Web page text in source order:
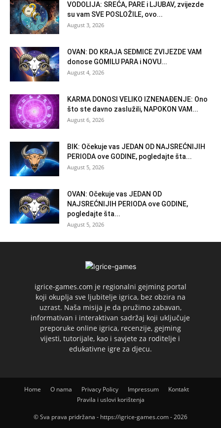
VODOLIJA: SREĆA, PARE i LJUBAV, zvijezde
su vam SVE POSLOŽILE, ovo...
August 3, 2026
OVAN: DO KRAJA SEDMICE ZVIJEZDE VAM
donose GOMILU PARA i NOVU...
August 4, 2026
KARMA DONOSI VELIKO IZNENAĐENJE: Ono
što ste davno zaslužili, NAPOKON VAM...
August 6, 2026
BIK: Očekuje vas JEDAN OD NAJSREĆNIJIH
PERIODA ove GODINE, pogledajte šta...
August 5, 2026
OVAN: Očekuje vas JEDAN OD
NAJSREĆNIJIH PERIODA ove GODINE,
pogledajte šta...
August 5, 2026
igrice-games.com je regionalni gejming portal
koji okuplja sve ljubitelje igrica, bez obzira na
uzrast. Naša misija je da pružimo zabavan,
informativan i interaktivan sadržaj koji uključuje
preporuke online igrica, recenzije, gejming
vijesti, tutorijale, kao i savjete za roditelje i
edukativne igre za djecu.
Home O nama Privacy Policy Impressum
Kontakt
Pravila i uslovi korištenja
© Sva prava pridržana - https://igrice-games.com - 2026